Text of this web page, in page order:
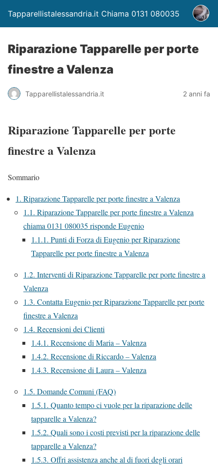
Tapparellistalessandria.it Chiama 0131 080035
Riparazione Tapparelle per porte
finestre a Valenza
Tapparellistalessandria.it 2 anni fa
Riparazione Tapparelle per porte
finestre a Valenza
Sommario
1. Riparazione Tapparelle per porte finestre a Valenza
1.1. Riparazione Tapparelle per porte finestre a Valenza
chiama 0131 080035 risponde Eugenio
1.1.1. Punti di Forza di Eugenio per Riparazione
Tapparelle per porte finestre a Valenza
1.2. Interventi di Riparazione Tapparelle per porte finestre a
Valenza
1.3. Contatta Eugenio per Riparazione Tapparelle per porte
finestre a Valenza
1.4. Recensioni dei Clienti
1.4.1. Recensione di Maria – Valenza
1.4.2. Recensione di Riccardo – Valenza
1.4.3. Recensione di Laura – Valenza
1.5. Domande Comuni (FAQ)
1.5.1. Quanto tempo ci vuole per la riparazione delle
tapparelle a Valenza?
1.5.2. Quali sono i costi previsti per la riparazione delle
tapparelle a Valenza?
1.5.3. Offri assistenza anche al di fuori degli orari